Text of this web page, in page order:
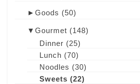
► Goods (50)
▼ Gourmet (148)
Dinner (25)
Lunch (70)
Noodles (30)
Sweets (22)